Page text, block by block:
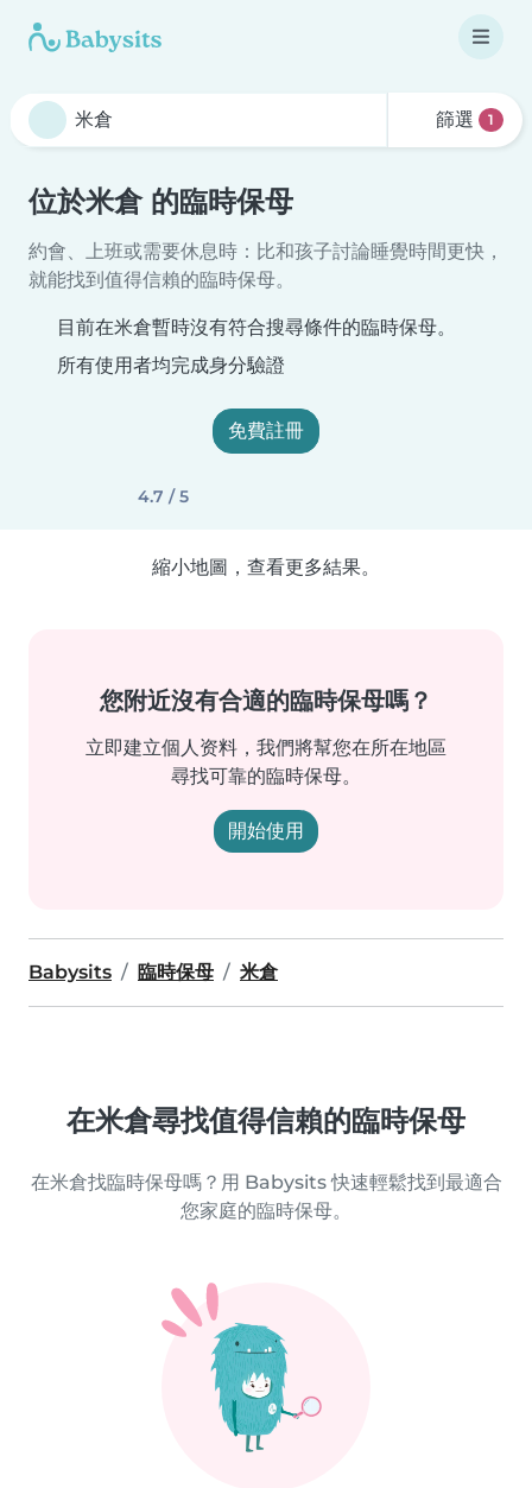
篩選 1
位於米倉 的臨時保母
約會、上班或需要休息時：比和孩子討論睡覺時間更快，
就能找到值得信賴的臨時保母。
目前在米倉暫時沒有符合搜尋條件的臨時保母。
所有使用者均完成身分驗證
免費註冊
4.7 / 5
縮小地圖，查看更多結果。
您附近沒有合適的臨時保母嗎？
立即建立個人资料，我們將幫您在所在地區
尋找可靠的臨時保母。
開始使用
Babysits 臨時保母 米倉
在米倉尋找值得信賴的臨時保母
在米倉找臨時保母嗎？用 Babysits 快速輕鬆找到最適合
您家庭的臨時保母。